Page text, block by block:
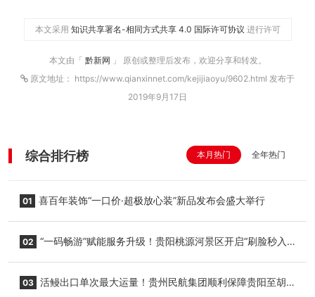
本文采用 知识共享署名-相同方式共享 4.0 国际许可协议 进行许可
本文由「 黔新网 」 原创或整理后发布，欢迎分享和转发。
原文地址： https://www.qianxinnet.com/kejijiaoyu/9602.html 发布于
2019年9月17日
综合排行榜 本月热门 全年热门
01 喜百年装饰“一口价·超极放心装”新品发布会盛大举行
02 “一码畅游”赋能服务升级！贵阳桃源河景区开启“刷脸秒入
03 活鳗出口单次最大运量！贵州民航集团顺利保障贵阳至胡